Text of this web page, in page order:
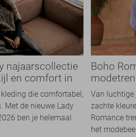
najaarscollectie
en comfort in
die comfortabel,
Met de nieuwe Lady
ben je helemaal
Boho
overal
Van luchtige
zachte
Romance
het